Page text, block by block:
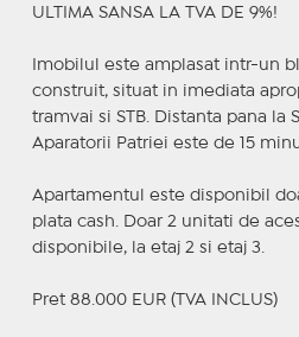
ULTIMA SANSA LA TVA DE 9%!
Imobilul este amplasat intr-un
construit, situat in imediata
tramvai si STB. Distanta pana la
Aparatorii Patriei este de 15
Apartamentul este disponibil
plata cash. Doar 2 unitati de
disponibile, la etaj 2 si etaj 3.
Pret 88.000 EUR (TVA INCLUS)